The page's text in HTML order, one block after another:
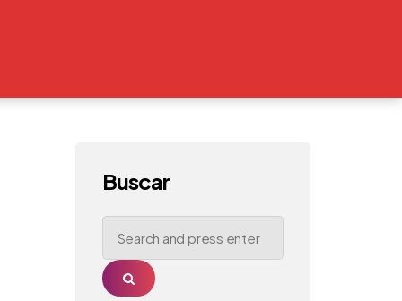
Buscar
Search
for:
Search